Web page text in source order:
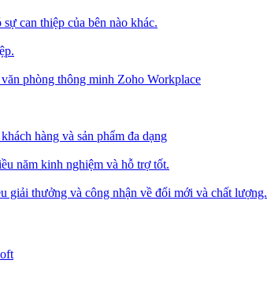
can thiệp của bên nào khác.
phòng thông minh Zoho Workplace
hàng và sản phẩm đa dạng
năm kinh nghiệm và hỗ trợ tốt.
giải thưởng và công nhận về đổi mới và chất lượng.